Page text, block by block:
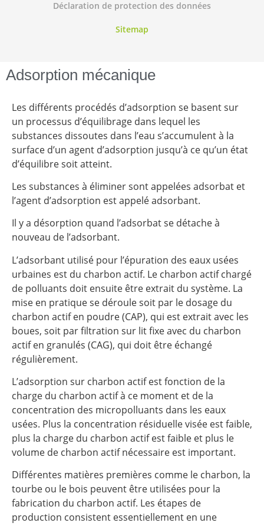
Déclaration de protection des données
Sitemap
Adsorption mécanique
Les différents procédés d’adsorption se basent sur
un processus d’équilibrage dans lequel les
substances dissoutes dans l’eau s’accumulent à la
surface d’un agent d’adsorption jusqu’à ce qu’un état
d’équilibre soit atteint.
Les substances à éliminer sont appelées adsorbat et
l’agent d’adsorption est appelé adsorbant.
Il y a désorption quand l’adsorbat se détache à
nouveau de l’adsorbant.
L’adsorbant utilisé pour l’épuration des eaux usées
urbaines est du charbon actif. Le charbon actif chargé
de polluants doit ensuite être extrait du système. La
mise en pratique se déroule soit par le dosage du
charbon actif en poudre (CAP), qui est extrait avec les
boues, soit par filtration sur lit fixe avec du charbon
actif en granulés (CAG), qui doit être échangé
régulièrement.
L’adsorption sur charbon actif est fonction de la
charge du charbon actif à ce moment et de la
concentration des micropolluants dans les eaux
usées. Plus la concentration résiduelle visée est faible,
plus la charge du charbon actif est faible et plus le
volume de charbon actif nécessaire est important.
Différentes matières premières comme le charbon, la
tourbe ou le bois peuvent être utilisées pour la
fabrication du charbon actif. Les étapes de
production consistent essentiellement en une